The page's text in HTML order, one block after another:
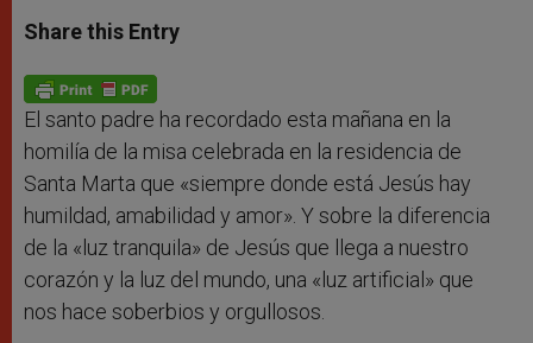
t
s
p
p
s
e
g
e
r
e
b
o
k
Share this Entry
El santo padre ha recordado esta mañana en la
homilía de la misa celebrada en la residencia de
Santa Marta que «siempre donde está Jesús hay
humildad, amabilidad y amor». Y sobre la diferencia
de la «luz tranquila» de Jesús que llega a nuestro
corazón y la luz del mundo, una «luz artificial» que
nos hace soberbios y orgullosos.